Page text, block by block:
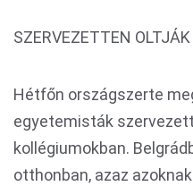
SZERVEZETTEN
Hétfőn országszerte
egyetemisták
kollégiumokban.
otthonban, azaz